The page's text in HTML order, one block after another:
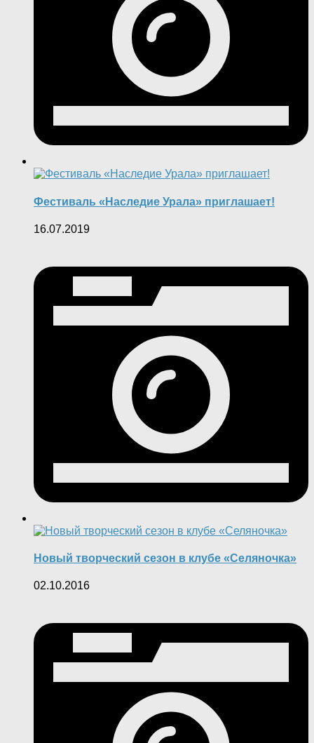
Фестиваль «Наследие Урала» приглашает!
16.07.2019
Новый творческий сезон в клубе «Селяночка»
02.10.2016